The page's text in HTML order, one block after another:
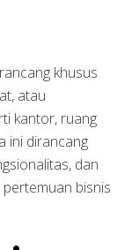
khusus
atau
kantor, ruang
ini dirancang
dan
bisnis